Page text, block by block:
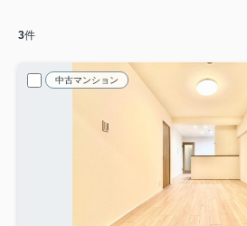
3件
中古マンション